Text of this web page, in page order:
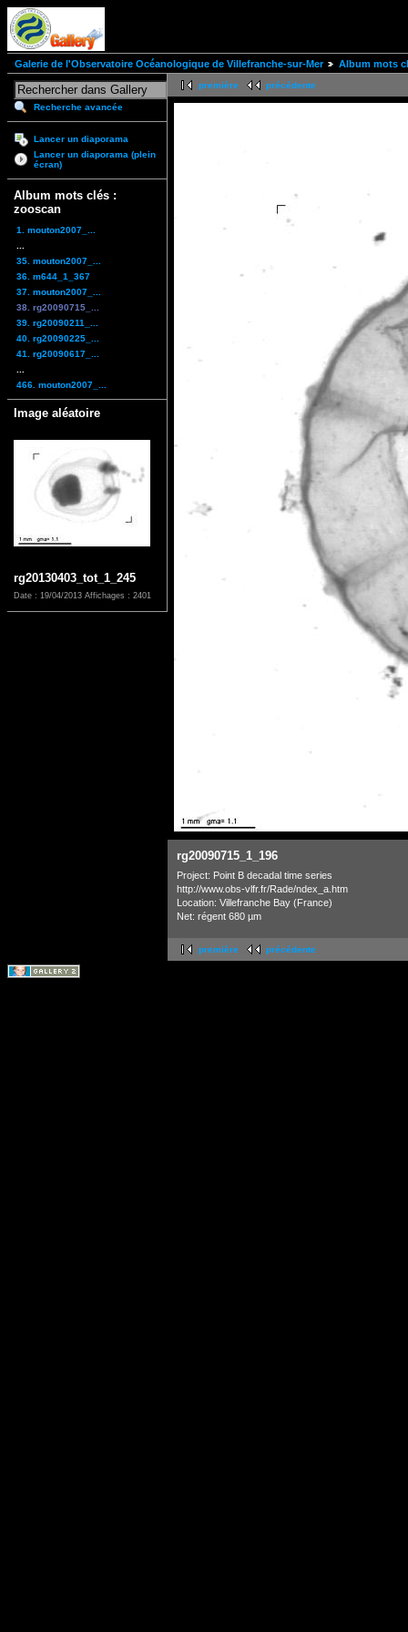
Galerie de l'Observatoire Océanologique de Villefranche-sur-Mer Album mots
Recherche avancée
Lancer un diaporama
Lancer un diaporama (plein
écran)
Album mots clés :
zooscan
1. mouton2007_...
35. mouton2007_...
36. m644_1_367
37. mouton2007_...
38. rg20090715_...
39. rg20090211_...
40. rg20090225_...
41. rg20090617_...
466. mouton2007_...
Image aléatoire
rg20130403_tot_1_245
Date : 19/04/2013 Affichages : 2401
première précédente
rg20090715_1_196
Project: Point B decadal time series
http://www.obs-vlfr.fr/Rade/ndex_a.htm
Location: Villefranche Bay (France)
Net: régent 680 µm
première précédente